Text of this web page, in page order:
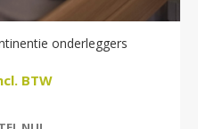
onderleggers
BTW